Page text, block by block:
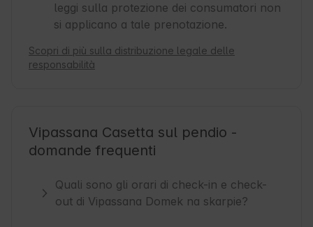
leggi sulla protezione dei consumatori non
si applicano a tale prenotazione.
Scopri di più sulla distribuzione legale delle
responsabilità
Vipassana Casetta sul pendio -
domande frequenti
Quali sono gli orari di check-in e check-
out di Vipassana Domek na skarpie?